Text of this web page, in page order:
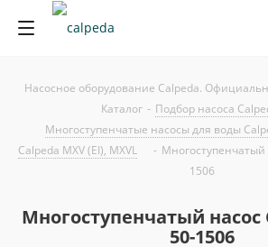
Насосное оборудование Calpeda.
Каталог - Подбор насоса
Многоступенчатые насосы для воды
Calpeda MXV (EI), MXVL
- Многоступенчатый
1506
Многоступенчатый насос
50-1506